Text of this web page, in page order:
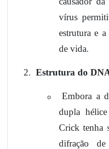
vírus
estrutura e
de vida.
2. Estrutura do
o
Embora a
dupla
Crick tenha
difração